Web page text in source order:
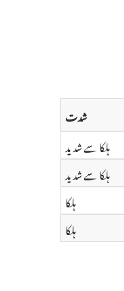
شدت
ہلکا سے شدید
ہلکا سے شدید
ہلکا
ہلکا